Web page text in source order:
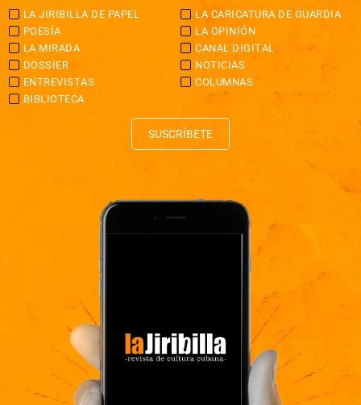
LA JIRIBILLA DE PAPEL
LA CARICATURA DE GUARDIA
POESÍA
LA OPINIÓN
LA MIRADA
CANAL DIGITAL
DOSSIER
NOTICIAS
ENTREVISTAS
COLUMNAS
BIBLIOTECA
SUSCRÍBETE